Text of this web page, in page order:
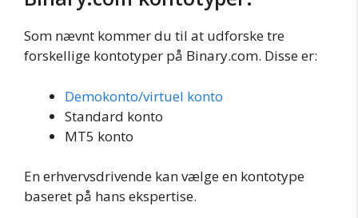
Som nævnt kommer du til at udforske tre
forskellige kontotyper på Binary.com. Disse er:
Demokonto/virtuel konto
Standard konto
MT5 konto
En erhvervsdrivende kan vælge en kontotype
baseret på hans ekspertise.